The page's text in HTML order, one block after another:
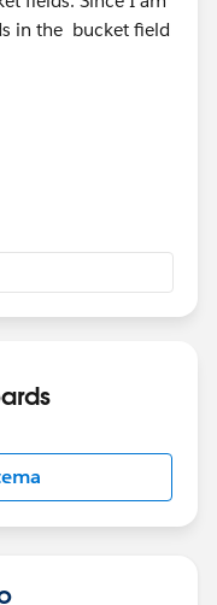
in the bucket field